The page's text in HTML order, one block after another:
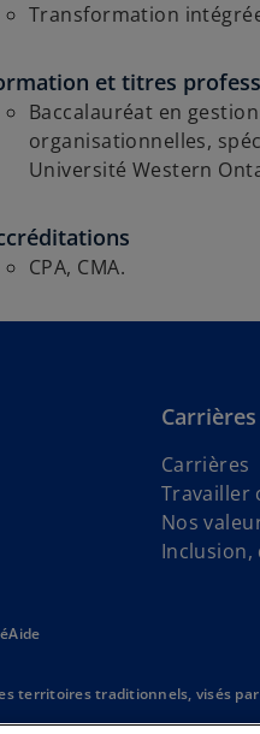
Transformation
et titres
Baccalauréat en
organisationnelles,
Université Western
CPA, CMA.
Carrières
Carrières
Travailler
Nos
Aide
territoires traditionnels, visés